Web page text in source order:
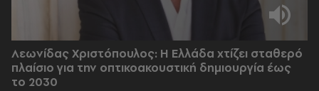
Λεωνίδας Χριστόπουλος: Η Ελλάδα χτίζει σταθερό
πλαίσιο για την οπτικοακουστική δημιουργία έως
το 2030